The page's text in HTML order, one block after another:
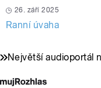
26. září 2025
Ranní úvaha
Největší audioportál